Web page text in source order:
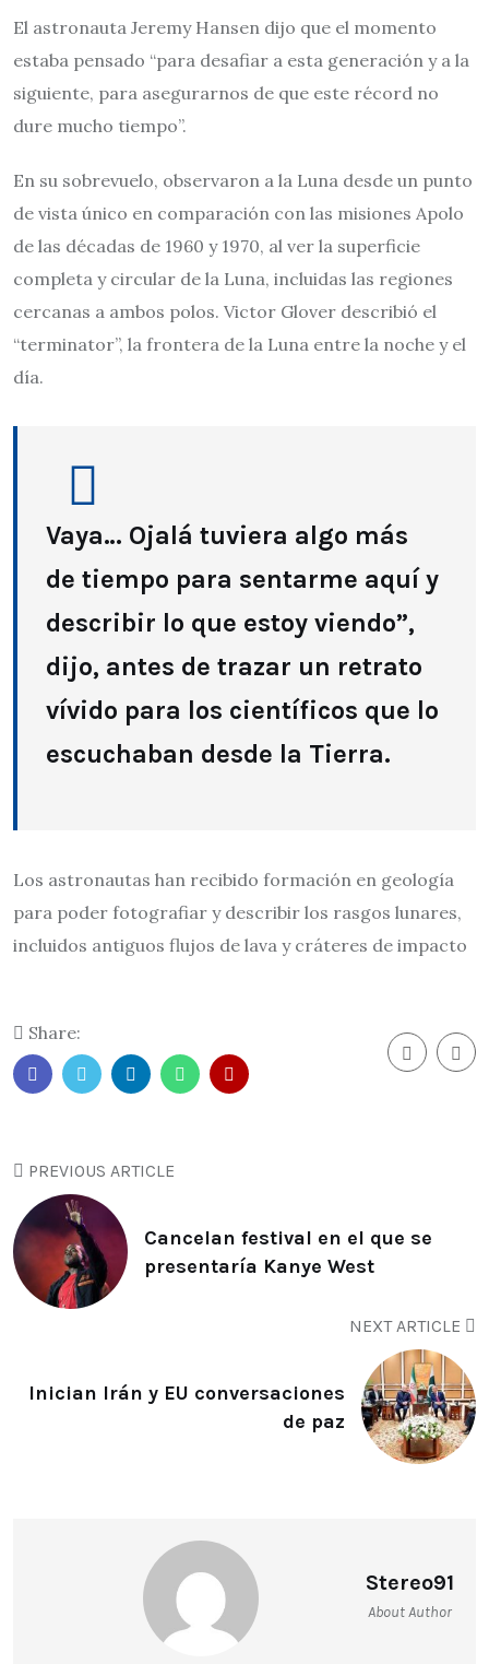
El astronauta Jeremy Hansen dijo que el momento
estaba pensado “para desafiar a esta generación y a la
siguiente, para asegurarnos de que este récord no
dure mucho tiempo”.
En su sobrevuelo, observaron a la Luna desde un punto
de vista único en comparación con las misiones Apolo
de las décadas de 1960 y 1970, al ver la superficie
completa y circular de la Luna, incluidas las regiones
cercanas a ambos polos. Victor Glover describió el
“terminator”, la frontera de la Luna entre la noche y el
día.
Vaya… Ojalá tuviera algo más
de tiempo para sentarme aquí y
describir lo que estoy viendo”,
dijo, antes de trazar un retrato
vívido para los científicos que lo
escuchaban desde la Tierra.
Los astronautas han recibido formación en geología
para poder fotografiar y describir los rasgos lunares,
incluidos antiguos flujos de lava y cráteres de impacto
Share:
PREVIOUS ARTICLE
Cancelan festival en el que se
presentaría Kanye West
NEXT ARTICLE
Inician Irán y EU conversaciones
de paz
Stereo91
About Author